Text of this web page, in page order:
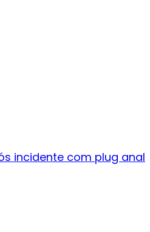
incidente com plug anal